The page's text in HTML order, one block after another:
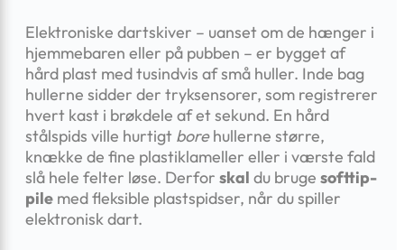
Elektroniske dartskiver – uanset om de hænger i
hjemmebaren eller på pubben – er bygget af
hård plast med tusindvis af små huller. Inde bag
hullerne sidder der tryksensorer, som registrerer
hvert kast i brøkdele af et sekund. En hård
stålspids ville hurtigt borehullerne større,
knække de fine plastiklameller eller i værste fald
slå hele felter løse. Derfor skal du bruge softtip-
pile med fleksible plastspidser, når du spiller
elektronisk dart.